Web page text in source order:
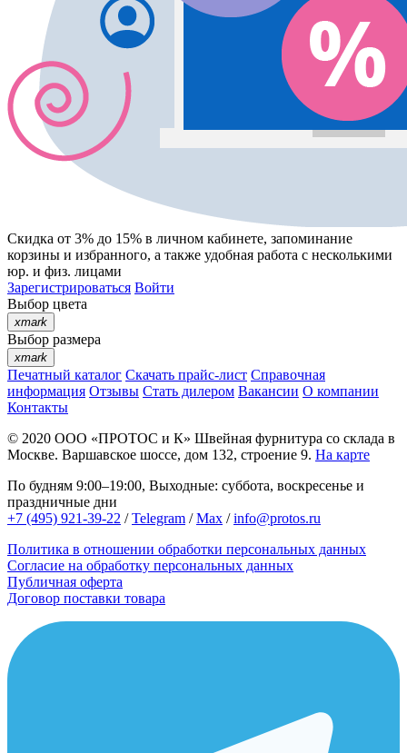
Скидка от 3% до 15% в личном кабинете, запоминание
корзины и избранного, а также удобная работа с несколькими
юр. и физ. лицами
Зарегистрироваться Войти
Выбор цвета
xmark
Выбор размера
xmark
Печатный каталог Скачать прайс-лист Справочная
информация Отзывы Стать дилером Вакансии О компании
Контакты
© 2020 ООО «ПРОТОС и К» Швейная фурнитура со склада в
Москве. Варшавское шоссе, дом 132, строение 9. На карте
По будням 9:00–19:00, Выходные: суббота, воскресенье и
праздничные дни
+7 (495) 921-39-22 /Telegram /Max /info@protos.ru
Политика в отношении обработки персональных данных
Согласие на обработку персональных данных
Публичная оферта
Договор поставки товара